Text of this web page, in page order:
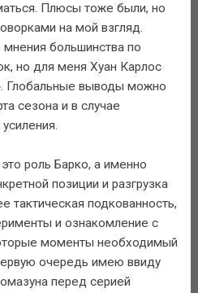
Плюсы тоже были, но
на мой взгляд.
большинства по
но для меня Хуан Карлос
Глобальные выводы можно
сезона и в случае
роль Барко, а именно
позиции и разгрузка
тактическая подкованность,
и ознакомление с
моменты необходимый
очередь имею ввиду
перед серией